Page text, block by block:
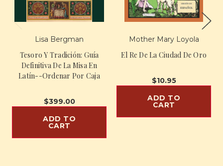
Lisa Bergman
Tesoro Y Tradición: Guía
Definitiva De La Misa En
Latín--Ordenar Por Caja
$399.00
ADD TO
CART
Mother Mary Loyola
El Re De La Ciudad De Oro
$10.95
ADD TO
CART